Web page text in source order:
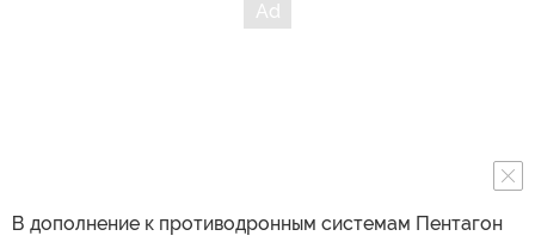
В дополнение к противодронным системам Пентагон